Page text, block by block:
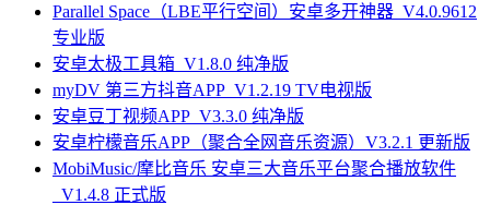
Parallel Space（LBE平行空间）安卓多开神器_V4.0.9612
专业版
安卓太极工具箱_V1.8.0 纯净版
myDV 第三方抖音APP_V1.2.19 TV电视版
安卓豆丁视频APP_V3.3.0 纯净版
安卓柠檬音乐APP（聚合全网音乐资源）V3.2.1 更新版
MobiMusic/摩比音乐 安卓三大音乐平台聚合播放软件
_V1.4.8 正式版